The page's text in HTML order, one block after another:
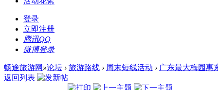
登录
立即注册
腾讯QQ
微博登录
畅途旅游网 »论坛 › 旅游路线 › 周末短线活动 › 广东最大梅园惠
返回列表